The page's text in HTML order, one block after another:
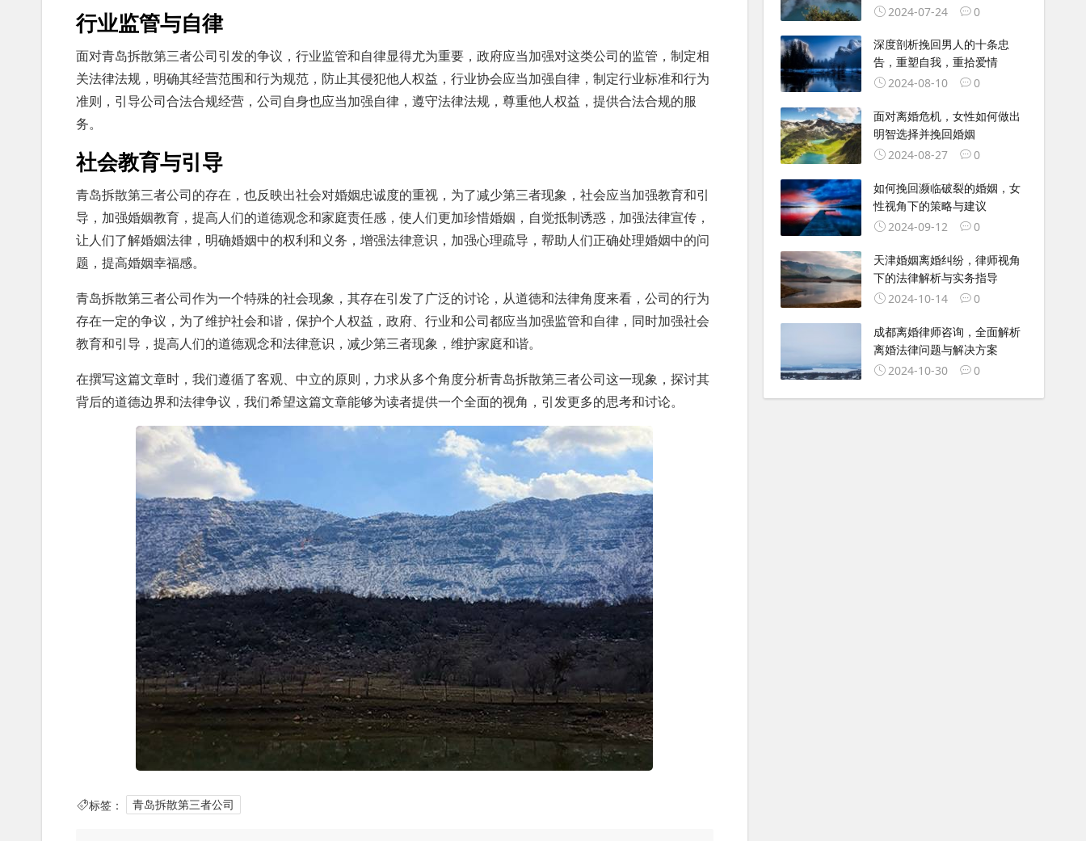
行业监管与自律
面对青岛拆散第三者公司引发的争议，行业监管和自律显得尤为重要，政府应当加强对这类公司的监管，制定相
关法律法规，明确其经营范围和行为规范，防止其侵犯他人权益，行业协会应当加强自律，制定行业标准和行为
准则，引导公司合法合规经营，公司自身也应当加强自律，遵守法律法规，尊重他人权益，提供合法合规的服
务。
社会教育与引导
青岛拆散第三者公司的存在，也反映出社会对婚姻忠诚度的重视，为了减少第三者现象，社会应当加强教育和引
导，加强婚姻教育，提高人们的道德观念和家庭责任感，使人们更加珍惜婚姻，自觉抵制诱惑，加强法律宣传，
让人们了解婚姻法律，明确婚姻中的权利和义务，增强法律意识，加强心理疏导，帮助人们正确处理婚姻中的问
题，提高婚姻幸福感。
青岛拆散第三者公司作为一个特殊的社会现象，其存在引发了广泛的讨论，从道德和法律角度来看，公司的行为
存在一定的争议，为了维护社会和谐，保护个人权益，政府、行业和公司都应当加强监管和自律，同时加强社会
教育和引导，提高人们的道德观念和法律意识，减少第三者现象，维护家庭和谐。
在撰写这篇文章时，我们遵循了客观、中立的原则，力求从多个角度分析青岛拆散第三者公司这一现象，探讨其
背后的道德边界和法律争议，我们希望这篇文章能够为读者提供一个全面的视角，引发更多的思考和讨论。
标签： 青岛拆散第三者公司
2024-07-24
0
深度剖析挽回男人的十条忠
告，重塑自我，重拾爱情
2024-08-10
0
面对离婚危机，女性如何做出
明智选择并挽回婚姻
2024-08-27
0
如何挽回濒临破裂的婚姻，女
性视角下的策略与建议
2024-09-12
0
天津婚姻离婚纠纷，律师视角
下的法律解析与实务指导
2024-10-14
0
成都离婚律师咨询，全面解析
离婚法律问题与解决方案
2024-10-30
0